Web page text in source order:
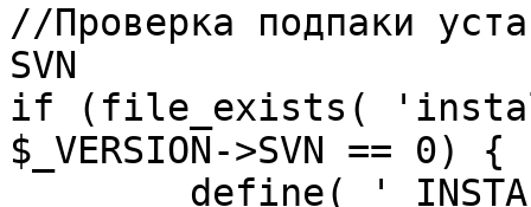
//Проверка подпаки
SVN
if (file_exists(
$_VERSION->SVN == 0) {